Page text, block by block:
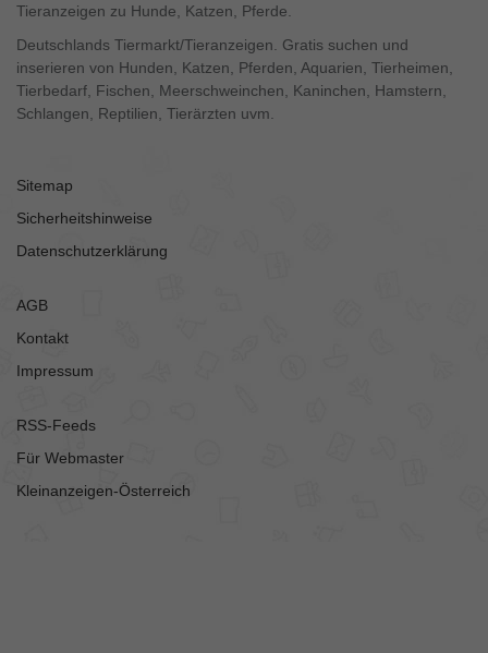
Tieranzeigen zu Hunde, Katzen, Pferde.
Deutschlands Tiermarkt/Tieranzeigen. Gratis suchen und
inserieren von Hunden, Katzen, Pferden, Aquarien, Tierheimen,
Tierbedarf, Fischen, Meerschweinchen, Kaninchen, Hamstern,
Schlangen, Reptilien, Tierärzten uvm.
Sitemap
Sicherheitshinweise
Datenschutzerklärung
AGB
Kontakt
Impressum
RSS-Feeds
Für Webmaster
Kleinanzeigen-Österreich